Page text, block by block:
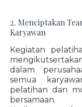
2. Menciptakan
Karyawan
Kegiatan
dalam
semua
pelatihan dan
bersamaan.